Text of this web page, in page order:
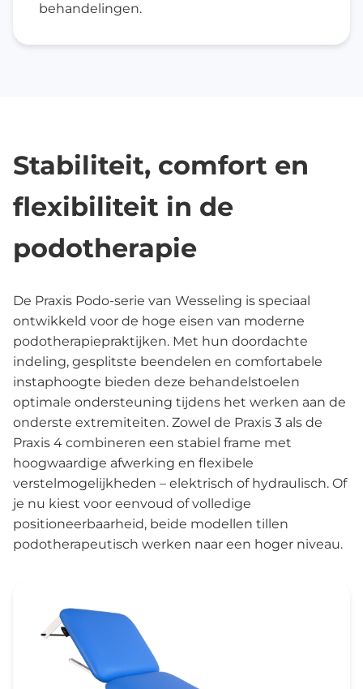
behandelingen.
Stabiliteit, comfort en
flexibiliteit in de
podotherapie
De Praxis Podo-serie van Wesseling is speciaal
ontwikkeld voor de hoge eisen van moderne
podotherapiepraktijken. Met hun doordachte
indeling, gesplitste beendelen en comfortabele
instaphoogte bieden deze behandelstoelen
optimale ondersteuning tijdens het werken aan de
onderste extremiteiten. Zowel de Praxis 3 als de
Praxis 4 combineren een stabiel frame met
hoogwaardige afwerking en flexibele
verstelmogelijkheden – elektrisch of hydraulisch. Of
je nu kiest voor eenvoud of volledige
positioneerbaarheid, beide modellen tillen
podotherapeutisch werken naar een hoger niveau.